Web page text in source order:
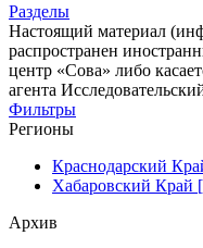
Разделы
Настоящий материал
распространен
центр «Сова» либо
агента
Фильтры
Регионы
Краснодарский
Хабаровский Край
Архив